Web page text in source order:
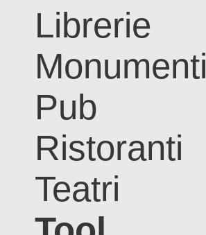
Librerie
Monumenti
Pub
Ristoranti
Teatri